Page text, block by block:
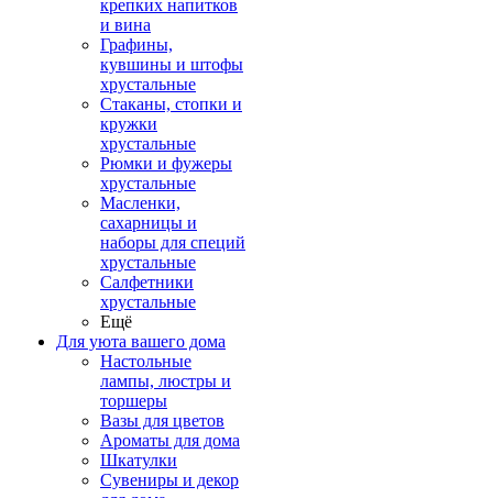
крепких напитков
и вина
Графины,
кувшины и штофы
хрустальные
Стаканы, стопки и
кружки
хрустальные
Рюмки и фужеры
хрустальные
Масленки,
сахарницы и
наборы для специй
хрустальные
Салфетники
хрустальные
Ещё
Для уюта вашего дома
Настольные
лампы, люстры и
торшеры
Вазы для цветов
Ароматы для дома
Шкатулки
Сувениры и декор